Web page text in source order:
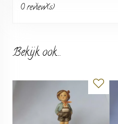
0 review(s)
Bekijk ook...